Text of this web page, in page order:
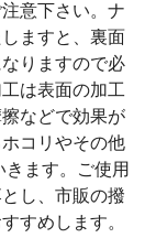
意下さい。ナ
ますと、裏面
りますので必
は表面の加工
などで効果が
コリやその他
ます。ご使用
し、市販の撥
すめします。